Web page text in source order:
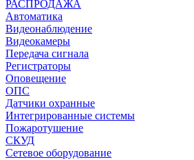
РАСПРОДАЖА
Автоматика
Видеонаблюдение
Видеокамеры
Передача сигнала
Регистраторы
Оповещение
ОПС
Датчики охранные
Интегрированные системы
Пожаротушение
СКУД
Сетевое оборудование